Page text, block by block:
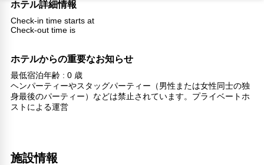
ホテル詳細情報
Check-in time starts at
Check-out time is
ホテルからの重要なお知らせ
最低宿泊年齢 : 0 歳
ヘンパーティーやスタッグパーティー（男性または女性同士の独
身最後のパーティー）などは禁止されています。プライベートホ
ストによる運営
施設情報